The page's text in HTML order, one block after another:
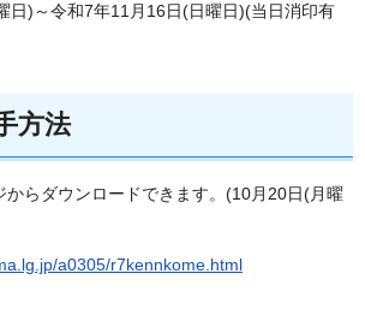
日)～令和7年11月16日(日曜日)(当日消印有
方法
からダウンロードできます。(10月20日(月曜
a0305/r7kennkome.html